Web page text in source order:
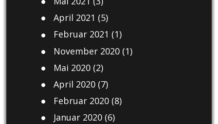
April 2021 (5)
Februar 2021 (1)
November 2020(1)
Mai 2020(2)
April 2020(7)
Februar 2020(8)
Januar 2020(6)